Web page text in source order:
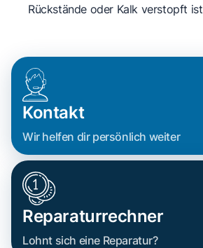
Rückstände oder Kalk verstopft ist
Kontakt
Wir helfen dir persönlich weiter
Reparaturrechner
Lohnt sich eine Reparatur?